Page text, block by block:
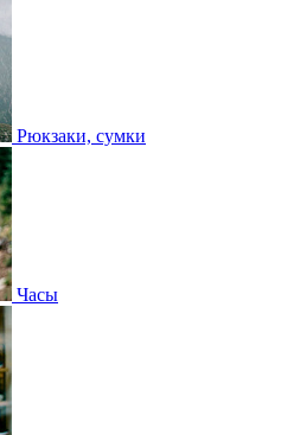
Рюкзаки, сумки
Часы